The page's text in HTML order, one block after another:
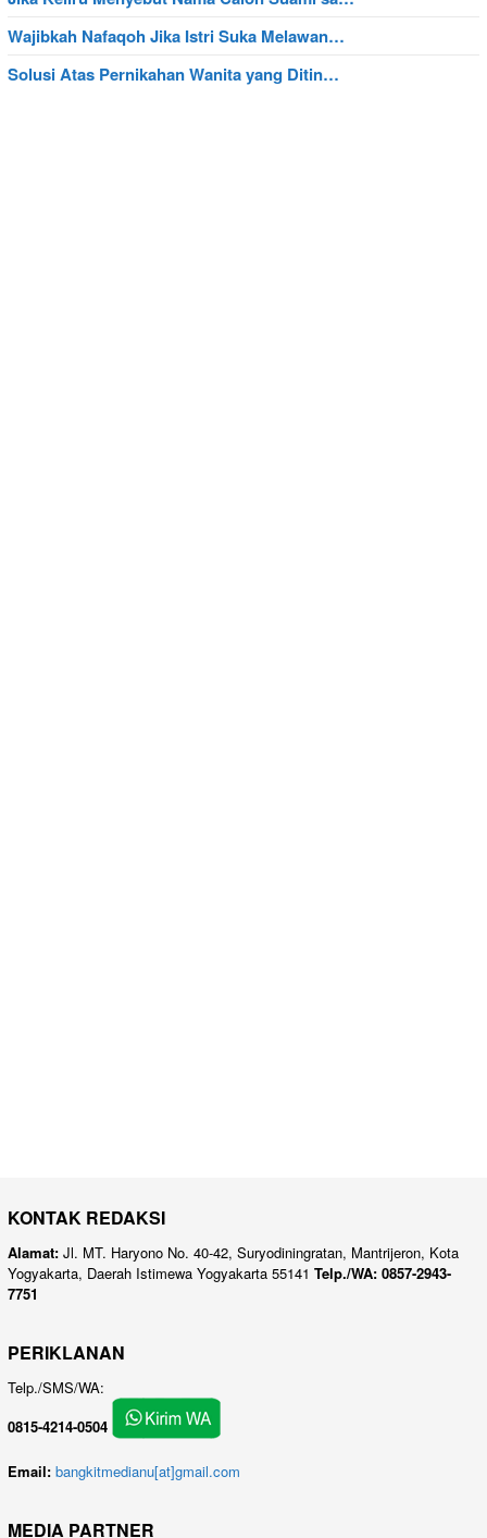
Wajibkah Nafaqoh Jika Istri Suka Melawan…
Solusi Atas Pernikahan Wanita yang Ditin…
KONTAK REDAKSI
Alamat: Jl. MT. Haryono No. 40-42, Suryodiningratan, Mantrijeron, Kota
Yogyakarta, Daerah Istimewa Yogyakarta 55141 Telp./WA: 0857-2943-
7751
PERIKLANAN
Telp./SMS/WA:
0815-4214-0504
Email: bangkitmedianu[at]gmail.com
MEDIA PARTNER